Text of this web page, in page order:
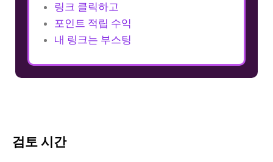
링크 클릭하고
포인트 적립 수익
내 링크는 부스팅
검토 시간